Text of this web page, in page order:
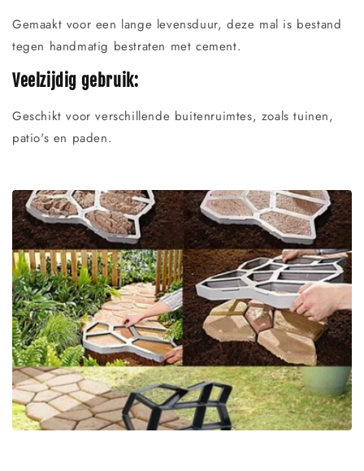
Gemaakt voor een lange levensduur, deze mal is bestand
tegen handmatig bestraten met cement.
Veelzijdig gebruik:
Geschikt voor verschillende buitenruimtes, zoals tuinen,
patio's en paden.